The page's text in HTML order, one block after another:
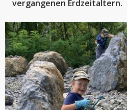
vergangenen Erdzeitaltern.